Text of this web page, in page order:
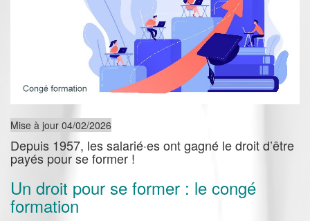
Mise à jour 04/02/2026
Depuis 1957, les salarié·es ont gagné le droit d’être
payés pour se former !
Un droit pour se former : le congé
formation